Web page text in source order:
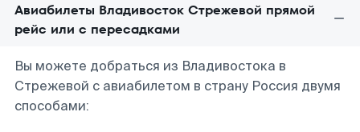
Авиабилеты Владивосток Стрежевой прямой
рейс или с пересадками
Вы можете добраться из Владивостока в
Стрежевой с авиабилетом в страну Россия двумя
способами: